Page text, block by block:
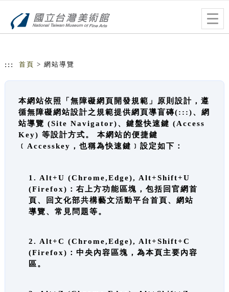
::: 首頁 > 網站導覽
本網站依照「無障礙網頁開發規範」原則設計，遵
循無障礙網站設計之規範提供網頁導盲磚(:::)、網
站導覽 (Site Navigator)、鍵盤快速鍵 (Access
Key) 等設計方式。 本網站的便捷鍵
﹝Accesskey，也稱為快速鍵﹞設定如下：
1. Alt+U (Chrome,Edge), Alt+Shift+U
(Firefox)：右上方功能區塊，包括回官網首
頁、回文化部共構藝文活動平台首頁、網站
導覽、常見問題等。
2. Alt+C (Chrome,Edge), Alt+Shift+C
(Firefox)：中央內容區塊，為本頁主要內容
區。